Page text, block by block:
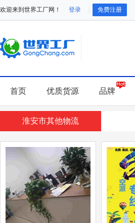
欢迎来到世界工厂网！ 登录 免费注册
首页 优质货源 品牌
淮安市其他物流